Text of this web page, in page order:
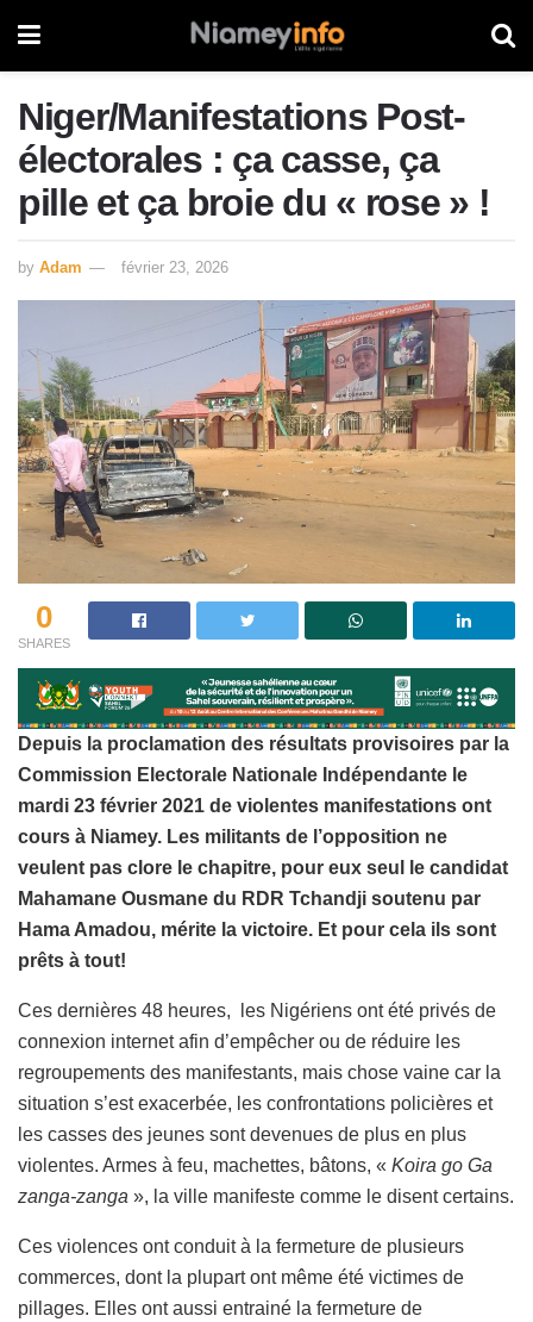
Niger/Manifestations Post-
électorales : ça casse, ça
pille et ça broie du « rose » !
by Adam février 23, 2026
0
SHARES
Depuis la proclamation des résultats provisoires par la
Commission Electorale Nationale Indépendante le
mardi 23 février 2021 de violentes manifestations ont
cours à Niamey. Les militants de l’opposition ne
veulent pas clore le chapitre, pour eux seul le candidat
Mahamane Ousmane du RDR Tchandji soutenu par
Hama Amadou, mérite la victoire. Et pour cela ils sont
prêts à tout!
Ces dernières 48 heures, les Nigériens ont été privés de
connexion internet afin d’empêcher ou de réduire les
regroupements des manifestants, mais chose vaine car la
situation s’est exacerbée, les confrontations policières et
les casses des jeunes sont devenues de plus en plus
violentes. Armes à feu, machettes, bâtons, « Koira go Ga
zanga-zanga », la ville manifeste comme le disent certains.
Ces violences ont conduit à la fermeture de plusieurs
commerces, dont la plupart ont même été victimes de
pillages. Elles ont aussi entrainé la fermeture de